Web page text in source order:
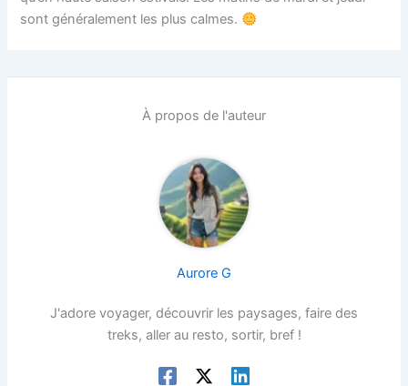
sont généralement les plus calmes.
À propos de l'auteur
Aurore G
J'adore voyager, découvrir les paysages, faire des
treks, aller au resto, sortir, bref !